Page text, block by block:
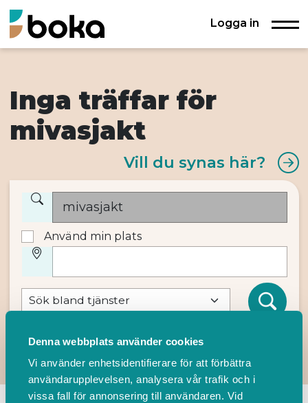
Denna webbplats använder cookies
Vi använder enhetsidentifierare för att förbättra
användarupplevelsen, analysera vår trafik och i
vissa fall för annonsering till användaren. Vid
Logga in
Använd min plats
Inga träffar för
mivasjakt
Vill du synas här?
TILLBAKA